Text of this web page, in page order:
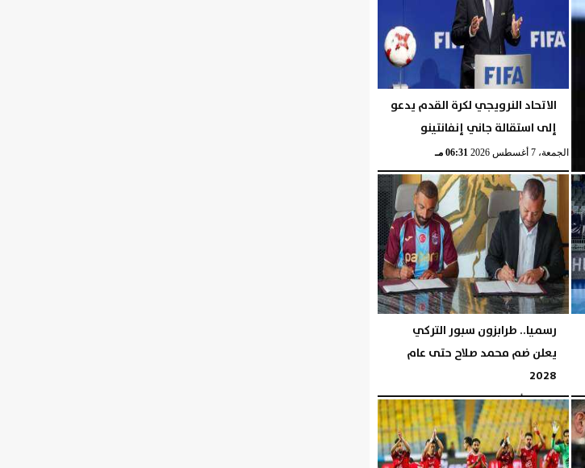
الاتحاد النرويجي لكرة القدم يدعو
إلى استقالة جاني إنفانتينو
الجمعة، 7 أغسطس 2026 06:31 مـ
رسميا.. طرابزون سبور التركي
يعلن ضم محمد صلاح حتى عام
2028
الخميس، 6 أغسطس 2026 06:04 مـ